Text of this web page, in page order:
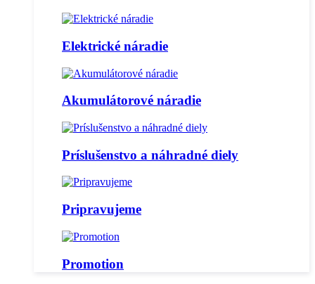
Elektrické náradie
Akumulátorové náradie
Príslušenstvo a náhradné diely
Pripravujeme
Promotion